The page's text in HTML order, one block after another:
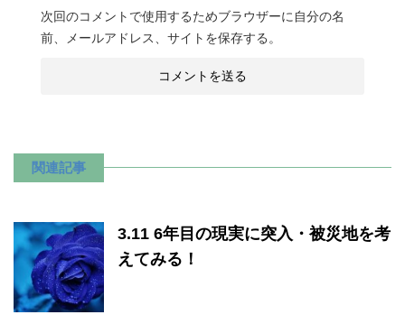
次回のコメントで使用するためブラウザーに自分の名
前、メールアドレス、サイトを保存する。
関連記事
3.11 6年目の現実に突入・被災地を考
えてみる！